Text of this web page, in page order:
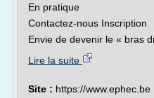
En pratique
Contactez-nous Inscription
Envie de devenir le « bras
Lire la suite
Site : https://www.ephec.be